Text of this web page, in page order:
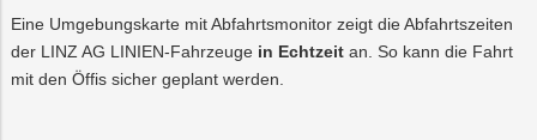
Eine Umgebungskarte mit Abfahrtsmonitor zeigt die Abfahrtszeiten
der LINZ AG LINIEN-Fahrzeuge in Echtzeit an. So kann die Fahrt
mit den Öffis sicher geplant werden.